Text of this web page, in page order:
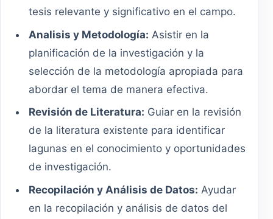
tesis relevante y significativo en el campo.
Analisis y Metodología: Asistir en la
planificación de la investigación y la
selección de la metodología apropiada para
abordar el tema de manera efectiva.
Revisión de Literatura: Guiar en la revisión
de la literatura existente para identificar
lagunas en el conocimiento y oportunidades
de investigación.
Recopilación y Análisis de Datos: Ayudar
en la recopilación y análisis de datos del